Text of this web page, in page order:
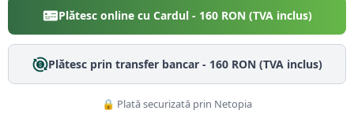
Plătesc online cu Cardul - 160RON (TVA inclus)
Plătesc prin transfer bancar - 160RON (TVA inclus)
🔒 Plată securizată prin Netopia